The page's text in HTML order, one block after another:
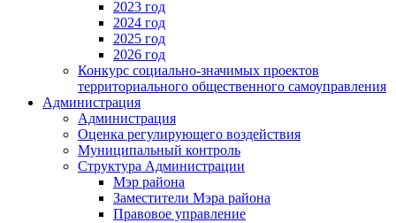
2023 год
2024 год
2025 год
2026 год
Конкурс социально-значимых проектов
территориального общественного самоуправления
Администрация
Администрация
Оценка регулирующего воздействия
Муниципальный контроль
Структура Администрации
Мэр района
Заместители Мэра района
Правовое управление